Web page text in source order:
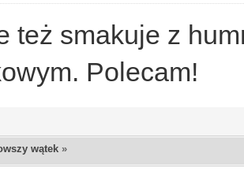
też smakuje z
Polecam!
wątek »